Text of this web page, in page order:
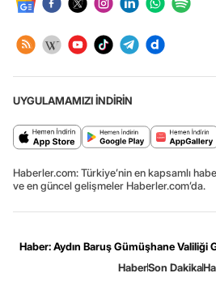
UYGULAMAMIZI İNDİRİN
Haberler.com: Türkiye’nin en kapsamlı
ve en güncel gelişmeler Haberler.com’da.
Haber: Aydın Baruş Gümüşhane Valiliği
HaberSon Dakika